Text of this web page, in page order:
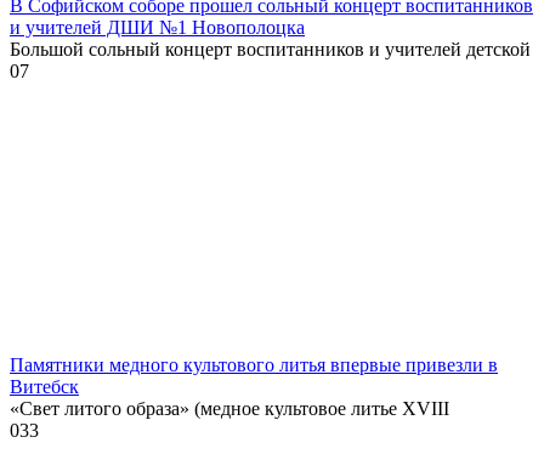
В Софийском соборе прошел сольный концерт воспитанников
и учителей ДШИ №1 Новополоцка
Большой сольный концерт воспитанников и учителей детской
07
Памятники медного культового литья впервые привезли в
Витебск
«Свет литого образа» (медное культовое литье XVIII
033